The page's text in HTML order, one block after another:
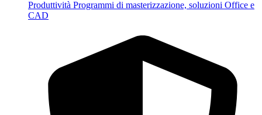
Produttività Programmi di masterizzazione, soluzioni Office e
CAD